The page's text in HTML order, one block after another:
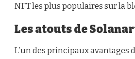
NFT les plus populaires sur la
Les atouts de
L’un des principaux avantages